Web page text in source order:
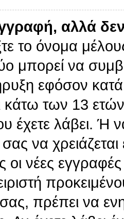
αλλά
το όνομα
μπορεί να
εφόσον κατά
κάτω των 13
έχετε λάβει. Ή
να
οι νέες
πρέπει να